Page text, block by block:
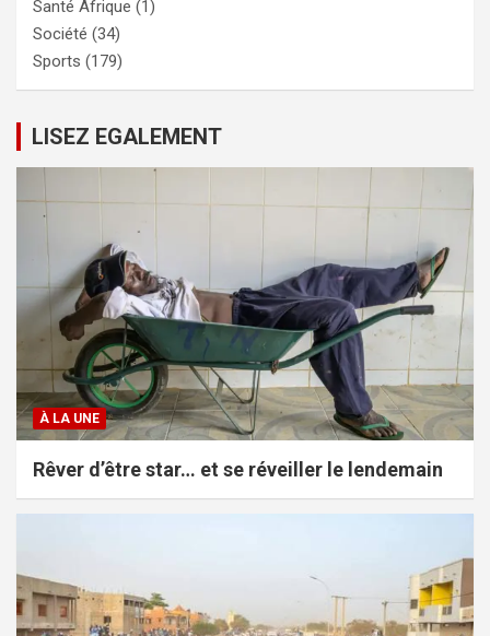
Santé Afrique (1)
Société (34)
Sports (179)
LISEZ EGALEMENT
À LA UNE
Rêver d’être star… et se réveiller le lendemain